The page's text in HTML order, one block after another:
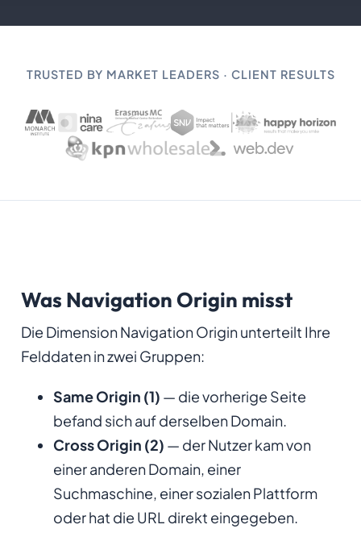
TRUSTED BY MARKET LEADERS · CLIENT RESULTS
Was Navigation Origin misst
Die Dimension Navigation Origin unterteilt Ihre
Felddaten in zwei Gruppen:
Same Origin (1) — die vorherige Seite
befand sich auf derselben Domain.
Cross Origin (2) — der Nutzer kam von
einer anderen Domain, einer
Suchmaschine, einer sozialen Plattform
oder hat die URL direkt eingegeben.